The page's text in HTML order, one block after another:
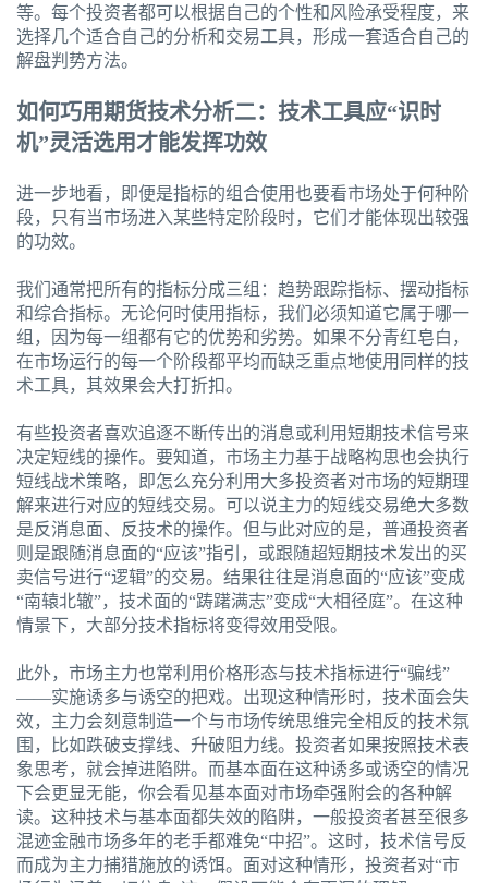
等。每个投资者都可以根据自己的个性和风险承受程度，来
选择几个适合自己的分析和交易工具，形成一套适合自己的
解盘判势方法。
如何巧用期货技术分析二：技术工具应“识时
机”灵活选用才能发挥功效
进一步地看，即便是指标的组合使用也要看市场处于何种阶
段，只有当市场进入某些特定阶段时，它们才能体现出较强
的功效。
我们通常把所有的指标分成三组：趋势跟踪指标、摆动指标
和综合指标。无论何时使用指标，我们必须知道它属于哪一
组，因为每一组都有它的优势和劣势。如果不分青红皂白，
在市场运行的每一个阶段都平均而缺乏重点地使用同样的技
术工具，其效果会大打折扣。
有些投资者喜欢追逐不断传出的消息或利用短期技术信号来
决定短线的操作。要知道，市场主力基于战略构思也会执行
短线战术策略，即怎么充分利用大多投资者对市场的短期理
解来进行对应的短线交易。可以说主力的短线交易绝大多数
是反消息面、反技术的操作。但与此对应的是，普通投资者
则是跟随消息面的“应该”指引，或跟随超短期技术发出的买
卖信号进行“逻辑”的交易。结果往往是消息面的“应该”变成
“南辕北辙”，技术面的“踌躇满志”变成“大相径庭”。在这种
情景下，大部分技术指标将变得效用受限。
此外，市场主力也常利用价格形态与技术指标进行“骗线”
——实施诱多与诱空的把戏。出现这种情形时，技术面会失
效，主力会刻意制造一个与市场传统思维完全相反的技术氛
围，比如跌破支撑线、升破阻力线。投资者如果按照技术表
象思考，就会掉进陷阱。而基本面在这种诱多或诱空的情况
下会更显无能，你会看见基本面对市场牵强附会的各种解
读。这种技术与基本面都失效的陷阱，一般投资者甚至很多
混迹金融市场多年的老手都难免“中招”。这时，技术信号反
而成为主力捕猎施放的诱饵。面对这种情形，投资者对“市